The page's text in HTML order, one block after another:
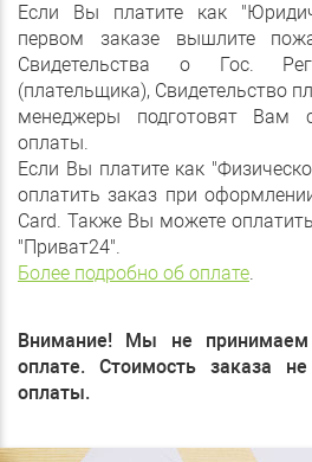
Если Вы платите как
первом заказе вышлите
Свидетельства о Гос.
(плательщика), Свидетельство
менеджеры подготовят
оплаты.
Если Вы платите как
оплатить заказ при
Card. Также Вы можете
"Приват24".
Более подробно об оплате.
Внимание! Мы не
оплате. Стоимость заказа
оплаты.